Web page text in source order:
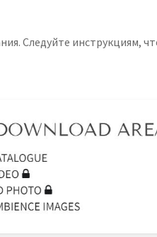
Следуйте инструкциям,